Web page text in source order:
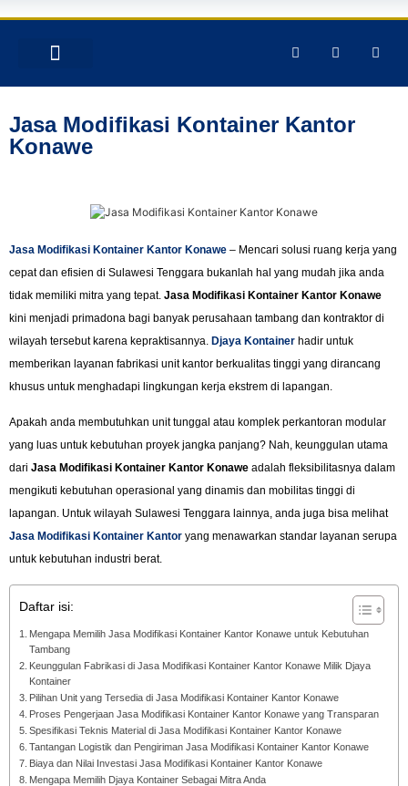
Jasa Modifikasi Kontainer Kantor
Konawe
Jasa Modifikasi Kontainer Kantor Konawe – Mencari solusi ruang kerja yang
cepat dan efisien di Sulawesi Tenggara bukanlah hal yang mudah jika anda
tidak memiliki mitra yang tepat. Jasa Modifikasi Kontainer Kantor Konawe
kini menjadi primadona bagi banyak perusahaan tambang dan kontraktor di
wilayah tersebut karena kepraktisannya. Djaya Kontainer hadir untuk
memberikan layanan fabrikasi unit kantor berkualitas tinggi yang dirancang
khusus untuk menghadapi lingkungan kerja ekstrem di lapangan.
Apakah anda membutuhkan unit tunggal atau komplek perkantoran modular
yang luas untuk kebutuhan proyek jangka panjang? Nah, keunggulan utama
dari Jasa Modifikasi Kontainer Kantor Konawe adalah fleksibilitasnya dalam
mengikuti kebutuhan operasional yang dinamis dan mobilitas tinggi di
lapangan. Untuk wilayah Sulawesi Tenggara lainnya, anda juga bisa melihat
Jasa Modifikasi Kontainer Kantor yang menawarkan standar layanan serupa
untuk kebutuhan industri berat.
Daftar isi:
Mengapa Memilih Jasa Modifikasi Kontainer Kantor Konawe untuk Kebutuhan
Tambang
Keunggulan Fabrikasi di Jasa Modifikasi Kontainer Kantor Konawe Milik Djaya
Kontainer
Pilihan Unit yang Tersedia di Jasa Modifikasi Kontainer Kantor Konawe
Proses Pengerjaan Jasa Modifikasi Kontainer Kantor Konawe yang Transparan
Spesifikasi Teknis Material di Jasa Modifikasi Kontainer Kantor Konawe
Tantangan Logistik dan Pengiriman Jasa Modifikasi Kontainer Kantor Konawe
Biaya dan Nilai Investasi Jasa Modifikasi Kontainer Kantor Konawe
Mengapa Memilih Djaya Kontainer Sebagai Mitra Anda